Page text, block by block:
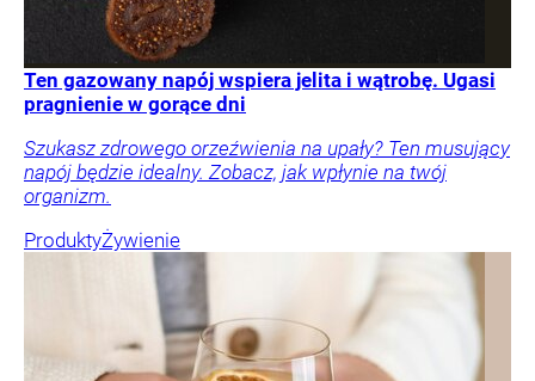
Ten gazowany napój wspiera jelita i wątrobę. Ugasi
pragnienie w gorące dni
Szukasz zdrowego orzeźwienia na upały? Ten musujący
napój będzie idealny. Zobacz, jak wpłynie na twój
organizm.
ProduktyŻywienie